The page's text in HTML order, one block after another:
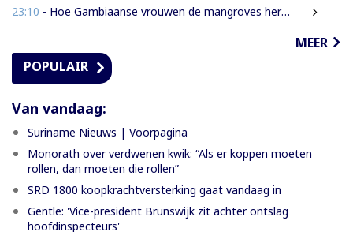
23:10 - Hoe Gambiaanse vrouwen de mangroves herstellen die Banjul beschermen
MEER
POPULAIR
Van vandaag:
Suriname Nieuws | Voorpagina
Monorath over verdwenen kwik: “Als er koppen moeten
rollen, dan moeten die rollen”
SRD 1800 koopkrachtversterking gaat vandaag in
Gentle: 'Vice-president Brunswijk zit achter ontslag
hoofdinspecteurs'